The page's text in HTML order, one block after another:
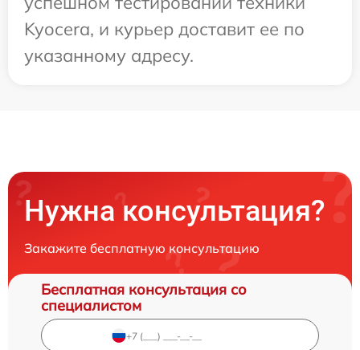
Kyocera, и курьер доставит ее по
указанному адресу.
Нужна консультация?
Закажите бесплатную консультацию
Бесплатная консультация со
специалистом